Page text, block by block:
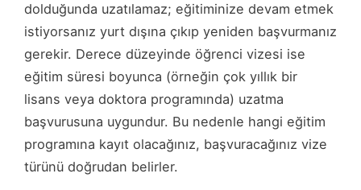
dolduğunda uzatılamaz; eğitiminize devam etmek
istiyorsanız yurt dışına çıkıp yeniden başvurmanız
gerekir. Derece düzeyinde öğrenci vizesi ise
eğitim süresi boyunca (örneğin çok yıllık bir
lisans veya doktora programında) uzatma
başvurusuna uygundur. Bu nedenle hangi eğitim
programına kayıt olacağınız, başvuracağınız vize
türünü doğrudan belirler.